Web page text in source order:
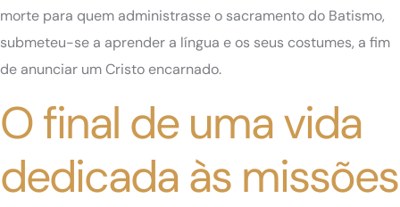
morte para quem administrasse o sacramento do Batismo,
submeteu-se a aprender a língua e os seus costumes, a fim
de anunciar um Cristo encarnado.
O final de uma vida
dedicada às missões